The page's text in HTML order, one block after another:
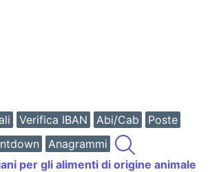
Verifica IBAN Abi/Cab
Poste
Anagrammi
per gli alimenti di origine animale